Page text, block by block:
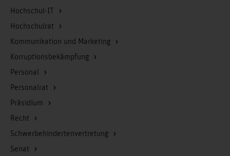
Hochschul-IT
Hochschulrat
Kommunikation und Marketing
Korruptionsbekämpfung
Personal
Personalrat
Präsidium
Recht
Schwerbehindertenvertretung
Senat